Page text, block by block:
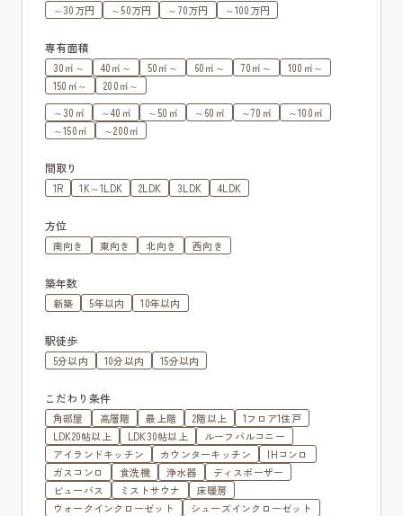
～30万円
～50万円 ～70万円 ～100万円
専有面積
30㎡～ 40㎡～ 50㎡～ 60㎡～ 70㎡～
100㎡～
150㎡～
200㎡～
～30㎡
～40㎡ ～50㎡ ～60㎡ ～70㎡
～100㎡
～150㎡
～200㎡
間取り
1R 1K～1LDK 2LDK 3LDK 4LDK
方位
南向き 東向き 北向き 西向き
築年数
新築 5年以内 10年以内
駅徒歩
5分以内 10分以内 15分以内
こだわり条件
角部屋 高層階 最上階 2階以上
1フロア1住戸
LDK20帖以上
LDK30帖以上
ルーフバルコニー
アイランドキッチン
カウンターキッチン
IHコンロ
ガスコンロ
食洗機 浄水器
ディスポーザー
ビューバス
ミストサウナ
床暖房
ウォークインクローゼット
シューズインクローゼット